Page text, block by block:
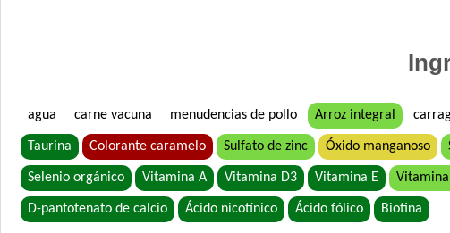
agua carne vacuna menudencias de pollo Arroz integral
Taurina Colorante caramelo Sulfato de zinc Óxido manganoso
Selenio orgánico Vitamina A Vitamina D3 Vitamina E Vitamina
D-pantotenato de calcio Ácido nicotínico Ácido fólico Biotina